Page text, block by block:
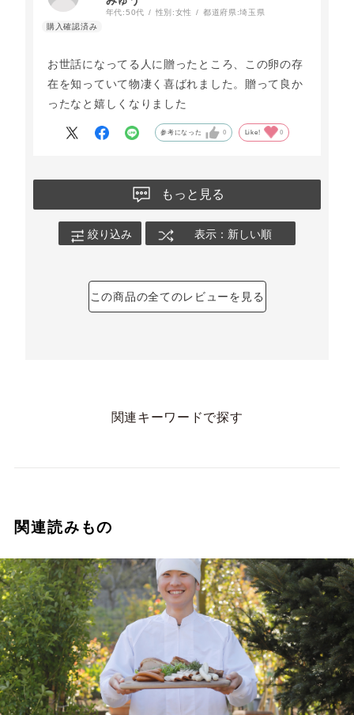
年代:50代 性別:女性 都道府県:埼玉県
お世話になってる人に贈ったところ、この卵の存
在を知っていて物凄く喜ばれました。贈って良か
ったなと嬉しくなりました
参考になった 0 Like! 0
もっと見る
絞り込み 表示：新しい順
この商品の全てのレビューを見る
関連キーワードで探す
関連読みもの